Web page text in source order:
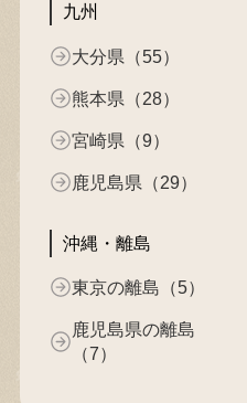
九州
大分県（55）
熊本県（28）
宮崎県（9）
鹿児島県（29）
沖縄・離島
東京の離島（5）
鹿児島県の離島
（7）